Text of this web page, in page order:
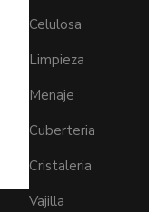
Celulosa
Limpieza
Menaje
Cuberteria
Cristaleria
Vajilla